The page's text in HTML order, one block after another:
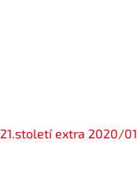
21.století extra 2020/01